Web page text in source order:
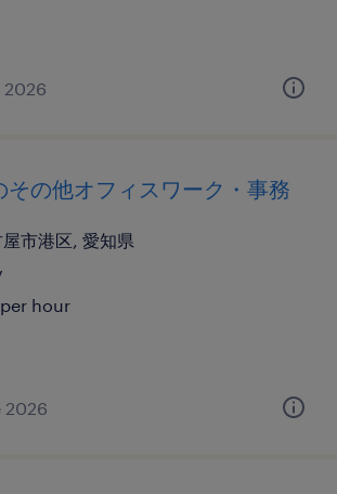
2026
その他オフィスワーク・事務
市港区, 愛知県
hour
2026